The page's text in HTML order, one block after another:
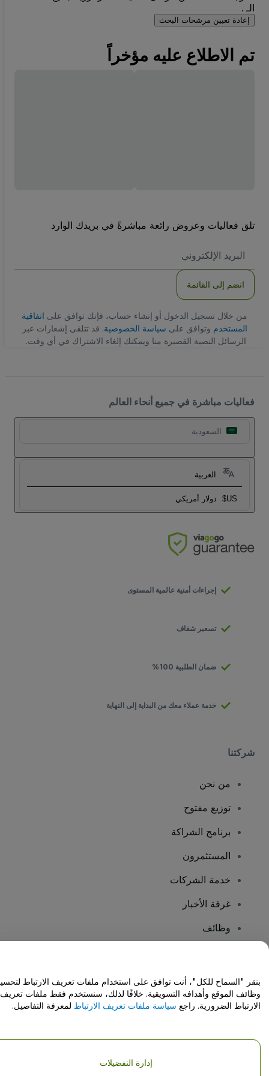
الـ .
إعادة تعيين مرشحات البحث
تم الاطلاع عليه مؤخراً
تلق فعاليات وعروض رائعة مباشرةً في بريدك الوارد
الاكتروني
انضم إلى القائمة
من خلال تسجيل الدخول أو إنشاء حساب، فإنك توافق على اتفاقية
المستخدم وتوافق على سياسة الخصوصية. قد تتلقى إشعارات عبر
الرسائل النصية القصيرة منا ويمكنك إلغاء الاشتراك في أي وقت.
فعاليات مباشرة في جميع أنحاء العالم
السعودية
العربية
US$ دولار أمريكي
إجراءات أمنية عالمية المستوى
تسعير شفاف
ضمان الطلبية 100%
خدمة عملاء معك من البداية إلى النهاية
شركتنا
من نحن
توزيع مفتوح
برنامج الشراكة
المستثمرون
خدمة الشركات
غرفة الأخبار
وظائف
مركز المساعدة / اتصل بنا
حقوق النشر © شركة فياجوجو المحدودة 2026
تفاصيل الشركة
بنقر "السماح للكل"، أنت توافق على استخدام ملفات تعريف الارتباط
وظائف الموقع وأهدافه التسويقية. خلافًا لذلك، سنستخدم فقط ملفات تعريف
الارتباط الضرورية. راجع سياسة ملفات تعريف الارتباط لمعرفة التفاصيل.
إدارة التفضيلات